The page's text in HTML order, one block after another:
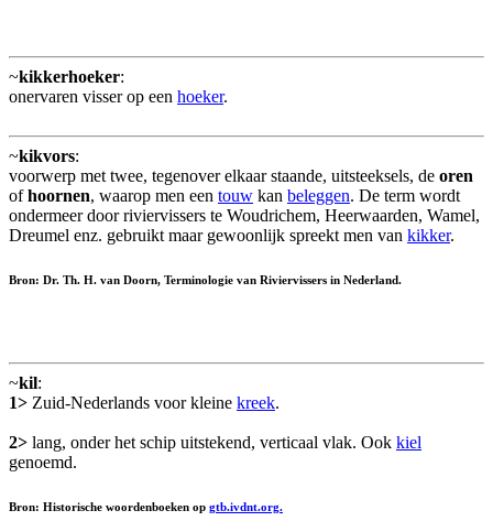
~kikkerhoeker:
onervaren visser op een hoeker.
~kikvors:
voorwerp met twee, tegenover elkaar staande, uitsteeksels, de oren
ofhoornen, waarop men een touw kan beleggen. De term wordt
ondermeer door riviervissers te Woudrichem, Heerwaarden, Wamel,
Dreumel enz. gebruikt maar gewoonlijk spreekt men van kikker.
Bron: Dr. Th. H. van Doorn, Terminologie van Riviervissers in Nederland.
~kil:
1> Zuid-Nederlands voor kleine kreek.
2> lang, onder het schip uitstekend, verticaal vlak. Ook kiel
genoemd.
Bron: Historische woordenboeken op gtb.ivdnt.org.